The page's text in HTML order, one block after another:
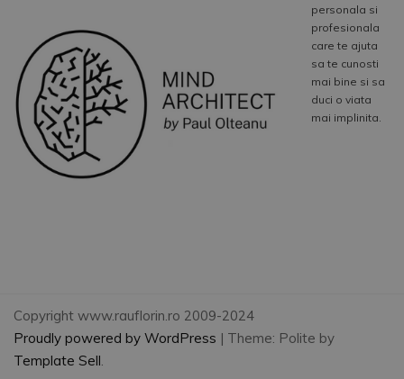
personala si
profesionala
care te ajuta
sa te cunosti
mai bine si sa
duci o viata
mai implinita.
Copyright www.rauflorin.ro 2009-2024
Proudly powered by WordPress | Theme: Polite by
Template Sell